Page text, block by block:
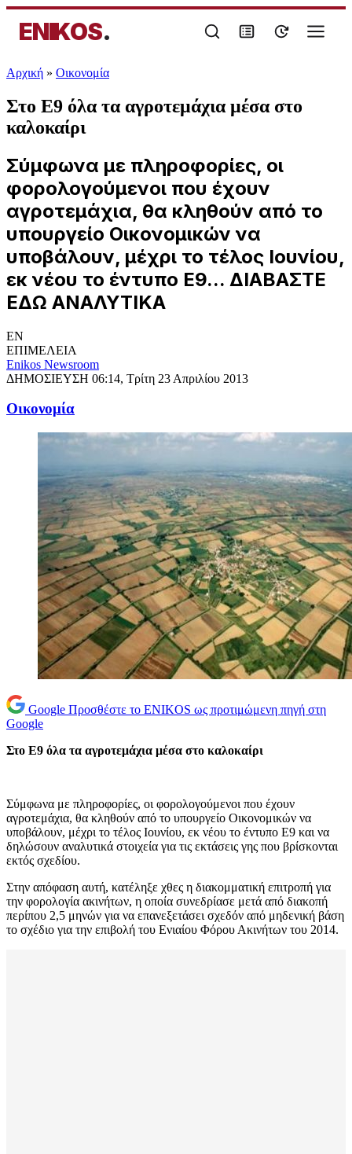
ENIKOS.
Αρχική » Oικονομία
Στο Ε9 όλα τα αγροτεμάχια μέσα στο
καλοκαίρι
Σύμφωνα με πληροφορίες, οι
φορολογούμενοι που έχουν
αγροτεμάχια, θα κληθούν από το
υπουργείο Οικονομικών να
υποβάλουν, μέχρι το τέλος Ιουνίου,
εκ νέου το έντυπο Ε9... ΔΙΑΒΑΣΤΕ
ΕΔΩ ΑΝΑΛΥΤΙΚΑ
EN
ΕΠΙΜΕΛΕΙΑ
Enikos Newsroom
ΔΗΜΟΣΙΕΥΣΗ 06:14, Τρίτη 23 Απριλίου 2013
Oικονομία
Google Προσθέστε το ENIKOS ως προτιμώμενη πηγή στη
Google
Στο Ε9 όλα τα αγροτεμάχια μέσα στο καλοκαίρι
Σύμφωνα με πληροφορίες, οι φορολογούμενοι που έχουν
αγροτεμάχια, θα κληθούν από το υπουργείο Οικονομικών να
υποβάλουν, μέχρι το τέλος Ιουνίου, εκ νέου το έντυπο Ε9 και να
δηλώσουν αναλυτικά στοιχεία για τις εκτάσεις γης που βρίσκονται
εκτός σχεδίου.
Στην απόφαση αυτή, κατέληξε χθες η διακομματική επιτροπή για
την φορολογία ακινήτων, η οποία συνεδρίασε μετά από διακοπή
περίπου 2,5 μηνών για να επανεξετάσει σχεδόν από μηδενική βάση
το σχέδιο για την επιβολή του Ενιαίου Φόρου Ακινήτων του 2014.